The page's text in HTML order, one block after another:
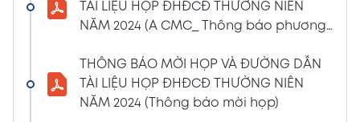
4:00 PM
CBTT về việc nhận được Đơn từ nhiệm vị trí
Thùy Giang và bà Nguyễn Hồng Oanh
04/03/2024
11:29 AM
Xem PDF
TÀI LIỆU HỌP ĐHĐCĐ THƯỜNG NIÊN
NĂM 2024 (A CMC_ Thông báo phương
THÔNG BÁO MỜI HỌP VÀ ĐƯỜNG DẪN
TÀI LIỆU HỌP ĐHĐCĐ THƯỜNG NIÊN
NĂM 2024 (Thông báo mời họp)